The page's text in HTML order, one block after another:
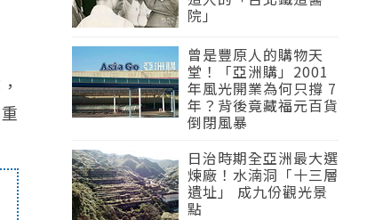
院」
曾是豐原人的購物天
堂！「亞洲購」2001
年風光開業為何只撐 7
年？背後竟藏福元百貨
倒閉風暴
日治時期全亞洲最大選
煉廠！水湳洞「十三層
遺址」 成九份觀光景
點